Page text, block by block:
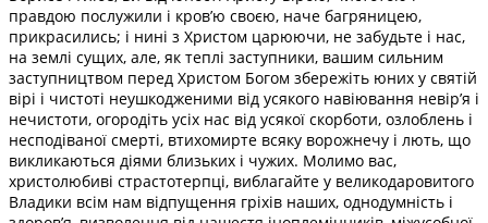
правдою послужили і кров’ю своєю, наче багряницею,
прикрасились; і нині з Христом царюючи, не забудьте і нас,
на землі сущих, але, як теплі заступники, вашим сильним
заступництвом перед Христом Богом збережіть юних у святій
вірі і чистоті неушкодженими від усякого навіювання невір’я і
нечистоти, огородіть усіх нас від усякої скорботи, озлоблень і
несподіваної смерті, втихомирте всяку ворожнечу і лють, що
викликаються діями близьких і чужих. Молимо вас,
христолюбиві страстотерпці, виблагайте у великодаровитого
Владики всім нам відпущення гріхів наших, однодумність і